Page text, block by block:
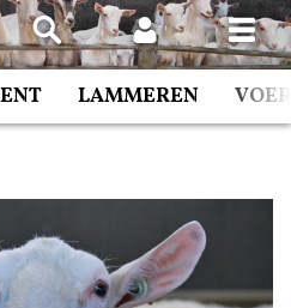
LAMMEREN